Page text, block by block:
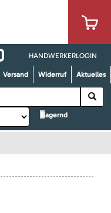
HANDWERKERLOGIN
Versand Widerruf Aktuelles
lagernd